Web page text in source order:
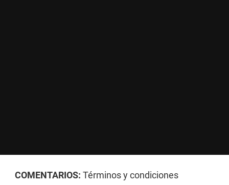
COMENTARIOS: Términos y condiciones